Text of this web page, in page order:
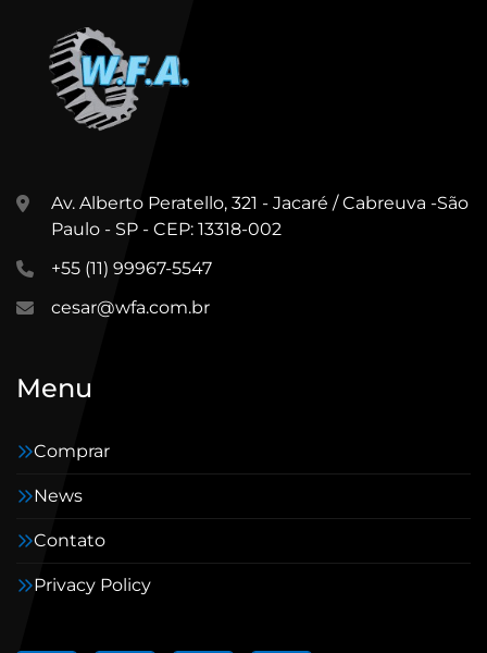
Av. Alberto Peratello, 321 - Jacaré / Cabreuva -São
Paulo - SP - CEP: 13318-002
+55 (11) 99967-5547
cesar@wfa.com.br
Menu
Comprar
News
Contato
Privacy Policy